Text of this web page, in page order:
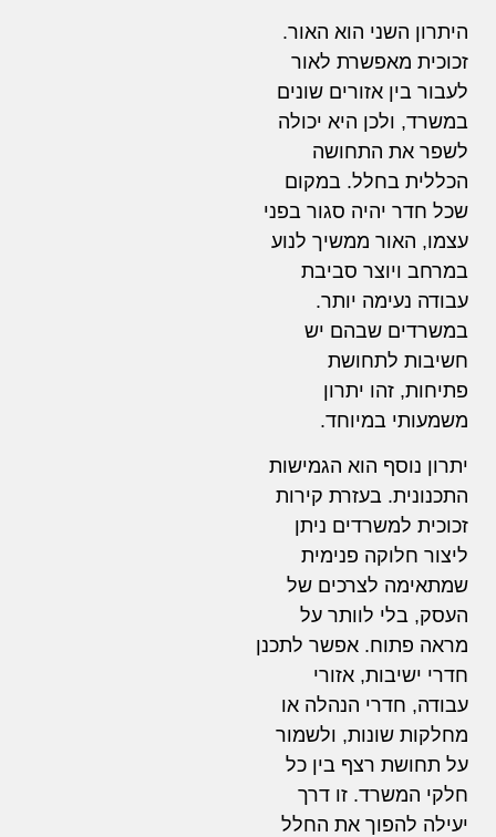
היתרון השני הוא האור.
זכוכית מאפשרת לאור
לעבור בין אזורים שונים
במשרד, ולכן היא יכולה
לשפר את התחושה
הכללית בחלל. במקום
שכל חדר יהיה סגור בפני
עצמו, האור ממשיך לנוע
במרחב ויוצר סביבת
עבודה נעימה יותר.
במשרדים שבהם יש
חשיבות לתחושת
פתיחות, זהו יתרון
משמעותי במיוחד.
יתרון נוסף הוא הגמישות
התכנונית. בעזרת קירות
זכוכית למשרדים ניתן
ליצור חלוקה פנימית
שמתאימה לצרכים של
העסק, בלי לוותר על
מראה פתוח. אפשר לתכנן
חדרי ישיבות, אזורי
עבודה, חדרי הנהלה או
מחלקות שונות, ולשמור
על תחושת רצף בין כל
חלקי המשרד. זו דרך
יעילה להפוך את החלל